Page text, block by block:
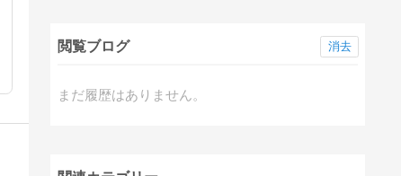
閲覧ブログ
まだ履歴はありません。
消去